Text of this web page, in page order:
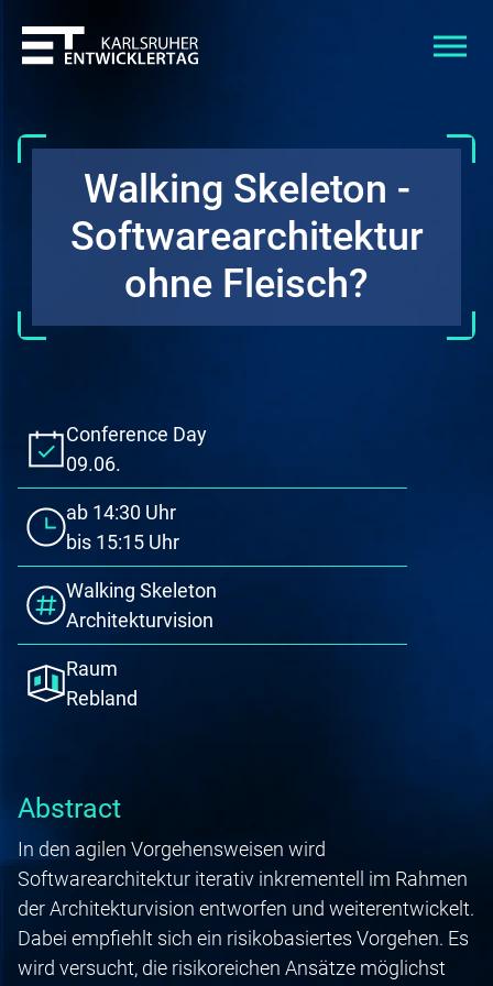
Walking Skeleton -
Softwarearchitektur
ohne Fleisch?
Conference Day
09.06.
ab 14:30 Uhr
bis 15:15 Uhr
Walking Skeleton
Architekturvision
Raum
Rebland
Abstract
In den agilen Vorgehensweisen wird
Softwarearchitektur iterativ inkrementell im Rahmen
der Architekturvision entworfen und weiterentwickelt.
Dabei empfiehlt sich ein risikobasiertes Vorgehen. Es
wird versucht, die risikoreichen Ansätze möglichst